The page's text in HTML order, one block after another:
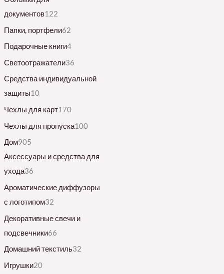
документов122
Папки, портфели62
Подарочные книги4
Светоотражатели36
Средства индивидуальной
защиты10
Чехлы для карт170
Чехлы для пропуска100
Дом905
Аксессуары и средства для
ухода36
Ароматические диффузоры
с логотипом32
Декоративные свечи и
подсвечники66
Домашний текстиль32
Игрушки20